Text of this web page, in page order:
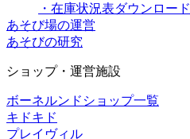
・在庫状況表ダウンロード
あそび場の運営
あそびの研究
ショップ・運営施設
ボーネルンドショップ一覧
キドキド
プレイヴィル